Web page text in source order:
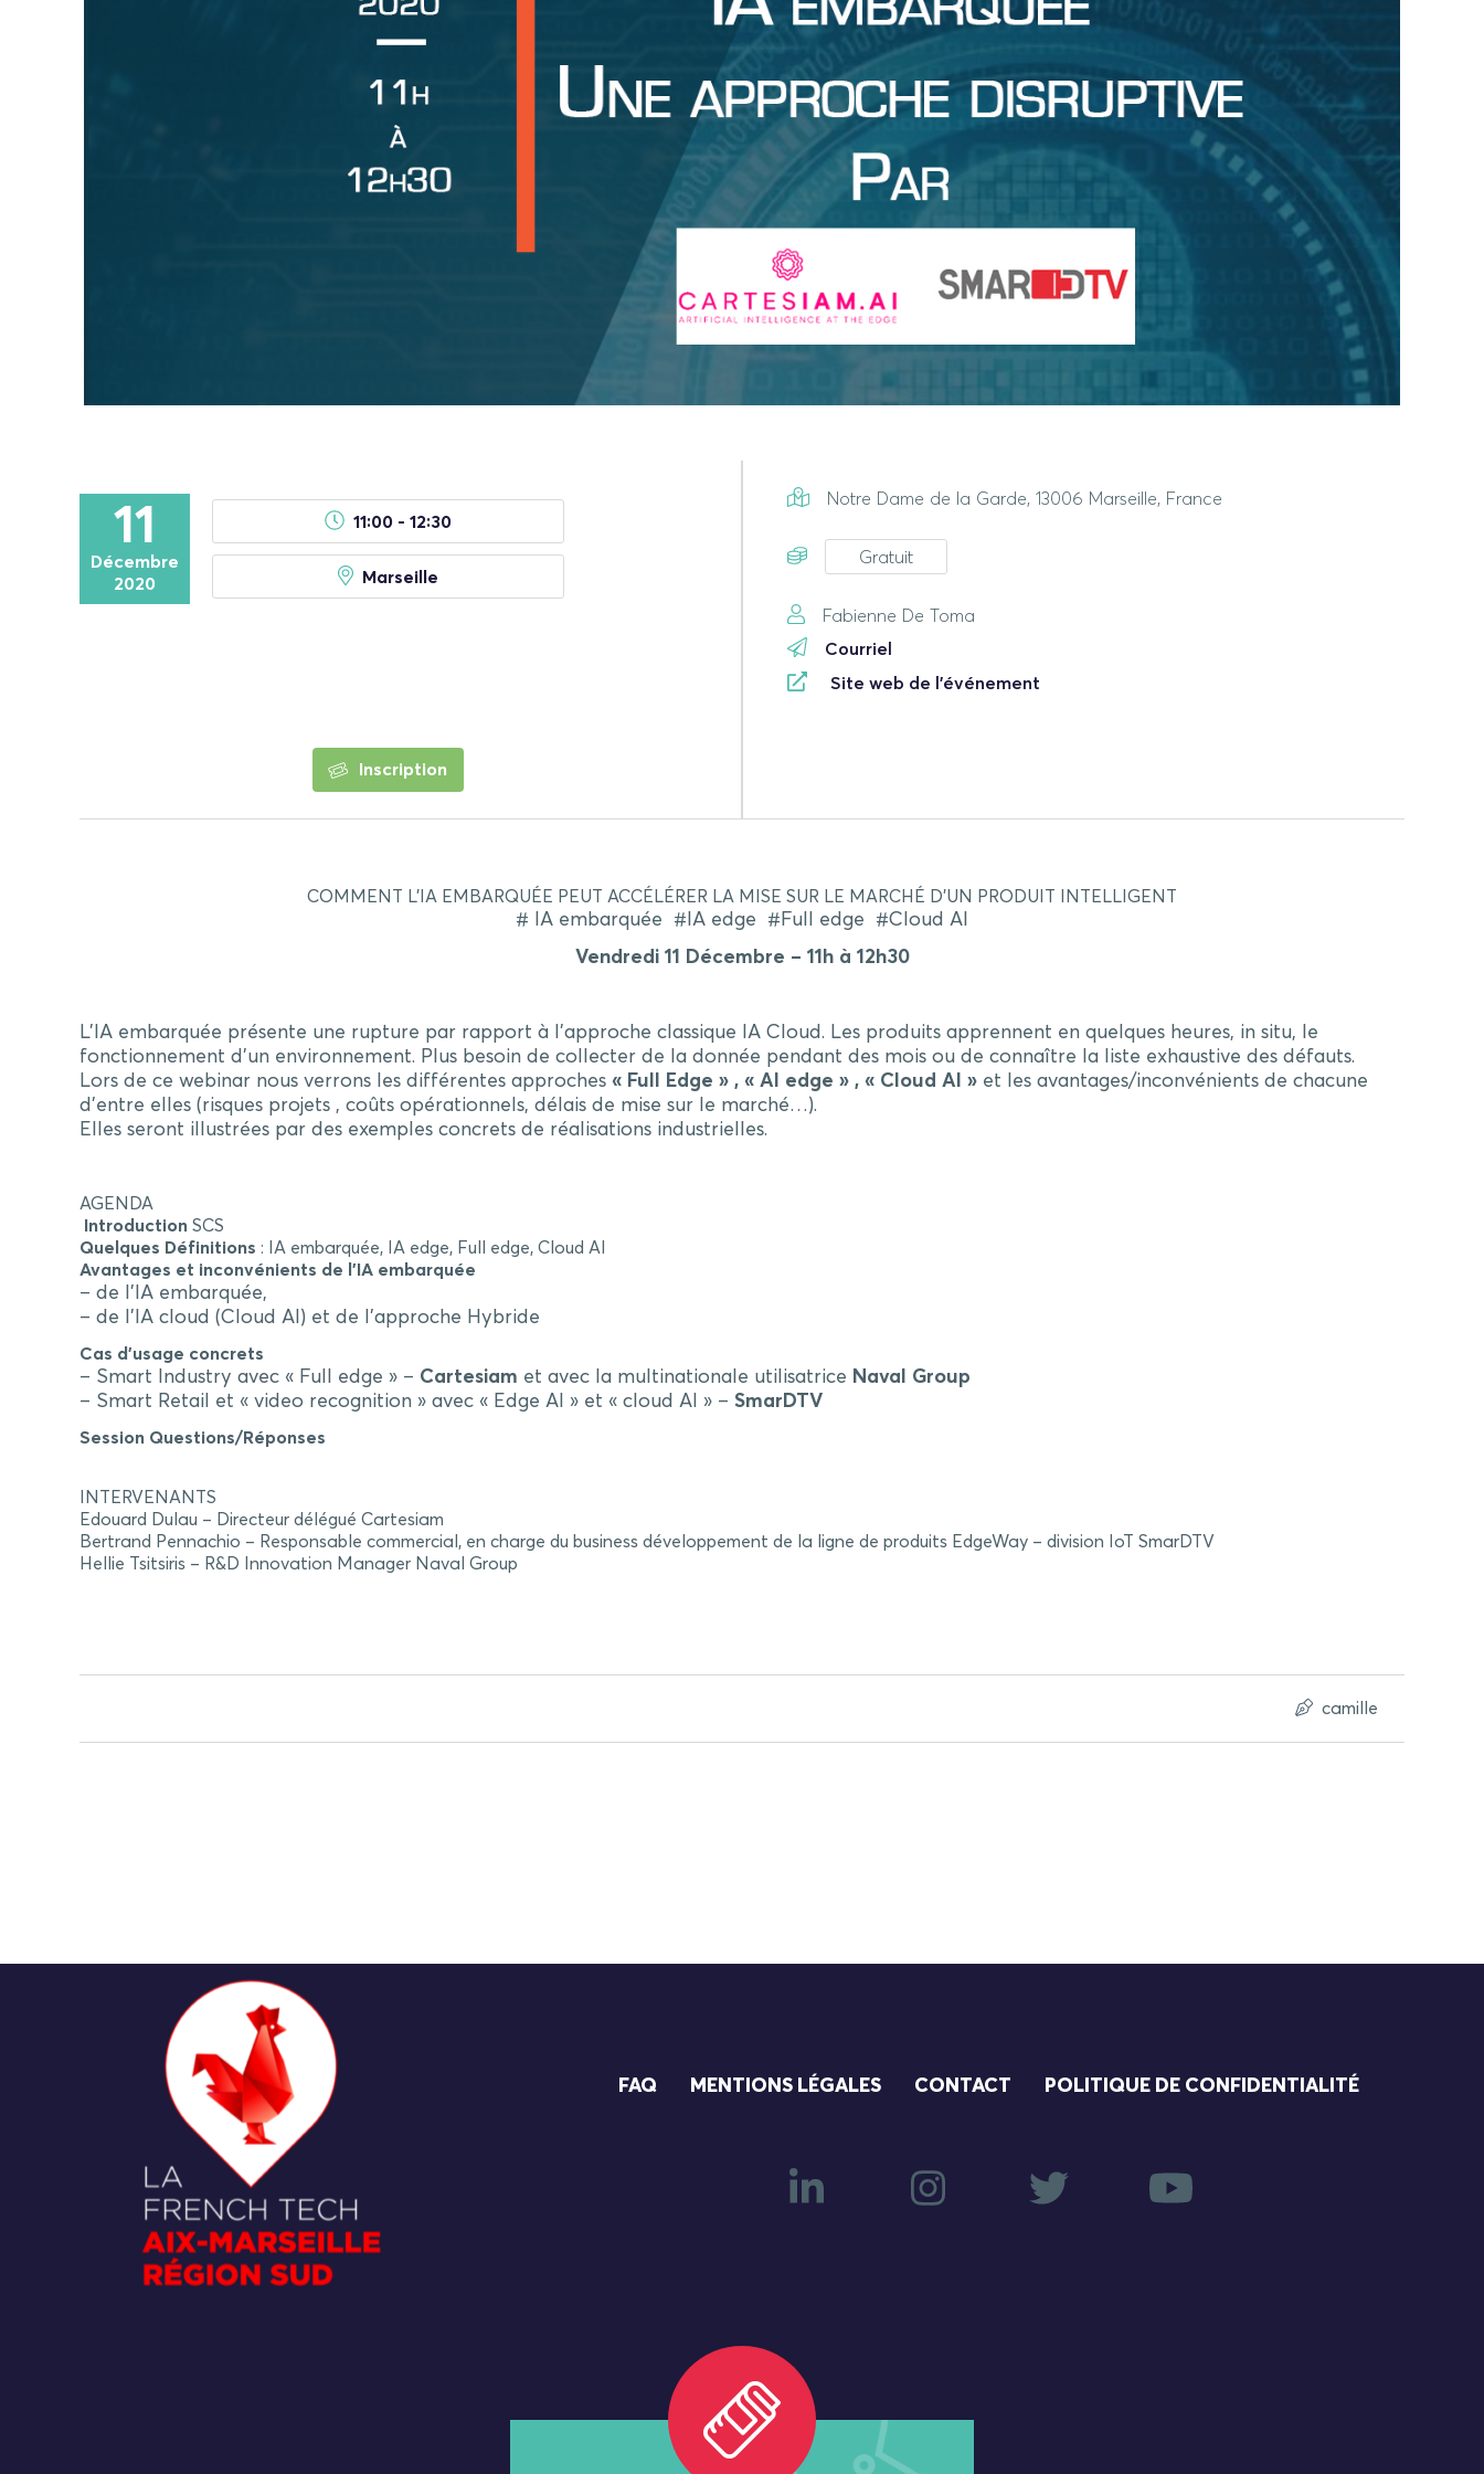
11
Décembre
2020
11:00 - 12:30
Marseille
Inscription
Notre Dame de la Garde, 13006 Marseille, France
Gratuit
Fabienne De Toma
Courriel
Site web de l'événement
COMMENT L’IA EMBARQUÉE PEUT ACCÉLÉRER LA MISE SUR LE MARCHÉ D’UN PRODUIT INTELLIGENT
# IA embarquée #IA edge #Full edge #Cloud AI
Vendredi 11 Décembre – 11h à 12h30
L’IA embarquée présente une rupture par rapport à l’approche classique IA Cloud. Les produits apprennent en quelques heures, in situ, le
fonctionnement d’un environnement. Plus besoin de collecter de la donnée pendant des mois ou de connaître la liste exhaustive des défauts.
Lors de ce webinar nous verrons les différentes approches « Full Edge » , « AI edge » , « Cloud AI » et les avantages/inconvénients de chacune
d’entre elles (risques projets , coûts opérationnels, délais de mise sur le marché…).
Elles seront illustrées par des exemples concrets de réalisations industrielles.
AGENDA
Introduction SCS
Quelques Définitions : IA embarquée, IA edge, Full edge, Cloud AI
Avantages et inconvénients de l’IA embarquée
– de l’IA embarquée,
– de l’IA cloud (Cloud AI) et de l’approche Hybride
Cas d’usage concrets
– Smart Industry avec « Full edge » – Cartesiam et avec la multinationale utilisatrice Naval Group
– Smart Retail et « video recognition » avec « Edge AI » et « cloud AI » – SmarDTV
Session Questions/Réponses
INTERVENANTS
Edouard Dulau – Directeur délégué Cartesiam
Bertrand Pennachio – Responsable commercial, en charge du business développement de la ligne de produits EdgeWay – division IoT SmarDTV
Hellie Tsitsiris – R&D Innovation Manager Naval Group
camille
FAQ MENTIONS LÉGALES CONTACT POLITIQUE DE CONFIDENTIALITÉ